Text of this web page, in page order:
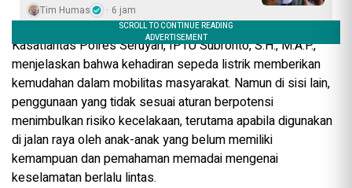
Tim Humas 6 jam
Kasatlantas Polres Seruyan, IPTU Subronto, S.H., M.A.P.,
menjelaskan bahwa kehadiran sepeda listrik memberikan
kemudahan dalam mobilitas masyarakat. Namun di sisi lain,
penggunaan yang tidak sesuai aturan berpotensi
menimbulkan risiko kecelakaan, terutama apabila digunakan
di jalan raya oleh anak-anak yang belum memiliki
kemampuan dan pemahaman memadai mengenai
keselamatan berlalu lintas.